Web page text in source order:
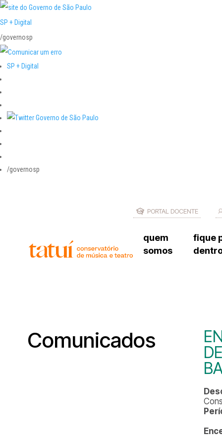
SP + Digital
/governosp
SP + Digital
/governosp
PORTAL DOCENTE
quem
somos
fique
Comunicados